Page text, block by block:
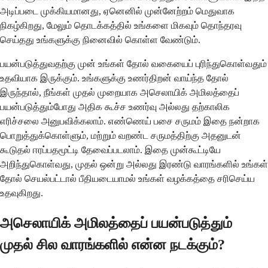
அடிப்படை முக்கியமானது, ஏனெனில் முன்னேற்றம் மெதுவாக
நிகழ்கிறது, மேலும் தொடக்கத்தில் உங்களை மிகவும் தொந்தரவு
செய்தது உங்களுக்கு நினைவில் கொள்ள வேண்டும்.
பயன்படுத்துவதற்கு முன் உங்கள் தோல் வகையைப் புரிந்துகொள்வதும்
உதவியாக இருக்கும். உங்களுக்கு உணர்திறன் வாய்ந்த தோல்
இருந்தால், நீங்கள் முதல் முறையாக அசெலாயிக் அமிலத்தைப்
பயன்படுத்தும்போது அதிக கூச்ச உணர்வு அல்லது தற்காலிக
எரிச்சலை அனுபவிக்கலாம். எண்ணெய் பசை சருமம் இதை நன்றாக
பொறுத்துக்கொள்ளும், மற்றும் வறண்ட சருமத்திற்கு அதனுடன்
கூடுதல் ஈரப்பதமூட்டி தேவைப்படலாம். இதை முன்கூட்டியே
அறிந்துகொள்வது, முதல் ஒன்று அல்லது இரண்டு வாரங்களில் உங்கள்
தோல் செயல்பட்டால் பீதியடையாமல் உங்கள் வழக்கத்தை சரிசெய்ய
உதவுகிறது.
அசெலாயிக் அமிலத்தைப் பயன்படுத்தும்
முதல் சில வாரங்களில் என்ன நடக்கும்?